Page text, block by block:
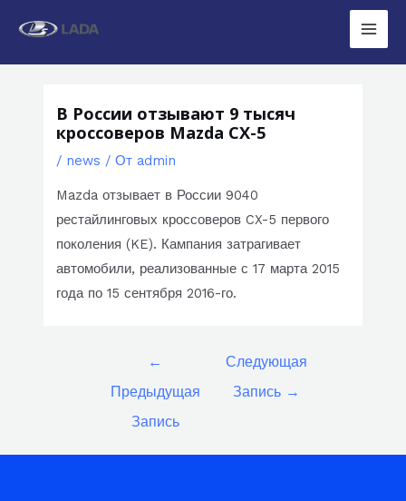
Main
В России отзывают 9 тысяч
кроссоверов Mazda CX-5
/ news / От admin
Mazda отзывает в России 9040
рестайлинговых кроссоверов CX-5 первого
поколения (KE). Кампания затрагивает
автомобили, реализованные с 17 марта 2015
года по 15 сентября 2016-го.
←
Предыдущая
Запись
Следующая
Запись →